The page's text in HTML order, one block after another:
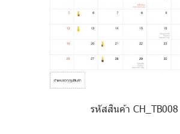
รหัสสินค้า CH_TB008